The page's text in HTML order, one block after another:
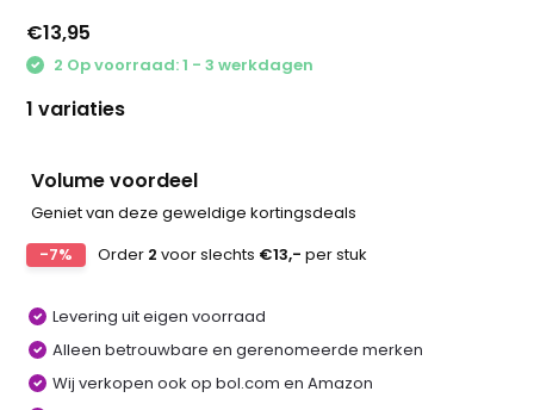
€13,95
2 Op voorraad: 1 - 3 werkdagen
1 variaties
Volume voordeel
Geniet van deze geweldige kortingsdeals
-7%
Order 2 voor slechts €13,- per stuk
Levering uit eigen voorraad
Alleen betrouwbare en gerenomeerde merken
Wij verkopen ook op bol.com en Amazon